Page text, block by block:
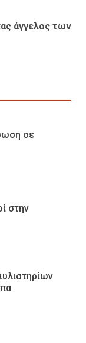
άγγελος των
σε
στην